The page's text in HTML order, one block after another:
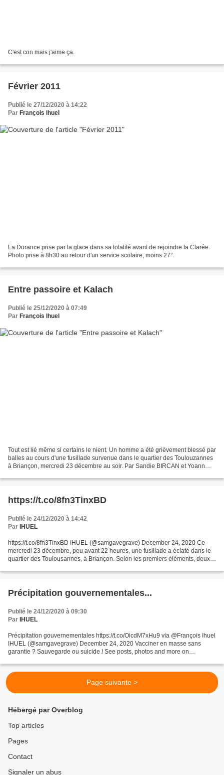
C'est con mais j'aime ça.
Février 2011
Publié le 27/12/2020 à 14:22
Par François Ihuel
La Durance prise par la glace dans sa totalité avant de rejoindre la Clarée.
Photo prise à 8h30 au retour d'un service scolaire, moins 27°.
Entre passoire et Kalach
Publié le 25/12/2020 à 07:49
Par François Ihuel
Tout est lié même si certains le nient. Un homme a été grièvement blessé par
balles au cours d'une fusillade survenue dans le quartier des Toulouzannes
à Briançon, mercredi 23 décembre au soir. Par Sandie BIRCAN et Yoann
https://t.co/8fn3TinxBD
Publié le 24/12/2020 à 14:42
Par IHUEL
https://t.co/8fn3TinxBD IHUEL (@samgavegrave) December 24, 2020 Ce
mercredi 23 décembre, peu avant 22 heures, une fusillade a éclaté dans le
quartier des Toulousannes, à Briançon. Selon les premiers éléments, deux
Précipitation gouvernementales...
Publié le 24/12/2020 à 09:30
Par IHUEL
Précipitation gouvernementales https://t.co/OicdM7xHu9 via @François Ihuel
IHUEL (@samgavegrave) December 24, 2020 Vacciner en masse sans
garantie ? Sauvegarde ou suicide ! See posts, photos and more on
Page suivante >
Hébergé par Overblog
Top articles
Pages
Contact
Signaler un abus